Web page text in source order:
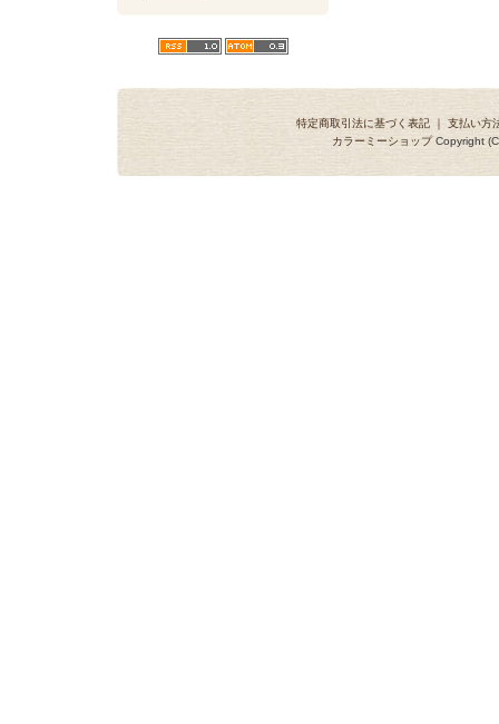
特定商取引法に基づく表記 ｜ 支払い方
カラーミーショップCopyright